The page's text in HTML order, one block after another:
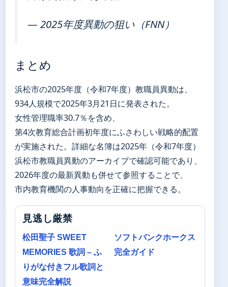
— 2025年度異動の狙い（FNN）
まとめ
浜松市の2025年度（令和7年度）教職員異動は、
934人規模で2025年3月21日に発表された。
女性管理職率30.7％を含め、
第4次教育総合計画初年度にふさわしい戦略的配置
が実施された。詳細な名簿は2025年（令和7年度）
浜松市教職員異動のアーカイブで確認可能であり、
2026年度の最新異動も併せて参照することで、
市内教育機関の人事動向を正確に把握できる。
見逃し厳禁
松田聖子 SWEET
MEMORIES 歌詞 – ふ
りがな付きフル歌詞と
意味完全解説
ソフトバンクホークス
完全ガイド